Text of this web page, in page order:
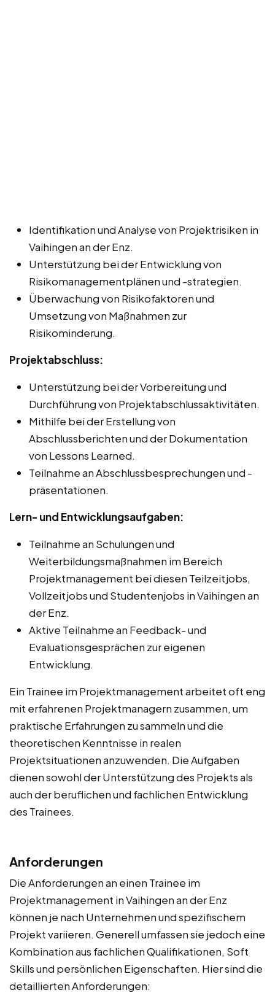
Identifikation und Analyse von Projektrisiken in
Vaihingen an der Enz.
Unterstützung bei der Entwicklung von
Risikomanagementplänen und -strategien.
Überwachung von Risikofaktoren und
Umsetzung von Maßnahmen zur
Risikominderung.
Projektabschluss:
Unterstützung bei der Vorbereitung und
Durchführung von Projektabschlussaktivitäten.
Mithilfe bei der Erstellung von
Abschlussberichten und der Dokumentation
von Lessons Learned.
Teilnahme an Abschlussbesprechungen und -
präsentationen.
Lern- und Entwicklungsaufgaben:
Teilnahme an Schulungen und
Weiterbildungsmaßnahmen im Bereich
Projektmanagement bei diesen Teilzeitjobs,
Vollzeitjobs und Studentenjobs in Vaihingen an
der Enz.
Aktive Teilnahme an Feedback- und
Evaluationsgesprächen zur eigenen
Entwicklung.
Ein Trainee im Projektmanagement arbeitet oft eng
mit erfahrenen Projektmanagern zusammen, um
praktische Erfahrungen zu sammeln und die
theoretischen Kenntnisse in realen
Projektsituationen anzuwenden. Die Aufgaben
dienen sowohl der Unterstützung des Projekts als
auch der beruflichen und fachlichen Entwicklung
des Trainees.
Anforderungen
Die Anforderungen an einen Trainee im
Projektmanagement in Vaihingen an der Enz
können je nach Unternehmen und spezifischem
Projekt variieren. Generell umfassen sie jedoch eine
Kombination aus fachlichen Qualifikationen, Soft
Skills und persönlichen Eigenschaften. Hier sind die
detaillierten Anforderungen: